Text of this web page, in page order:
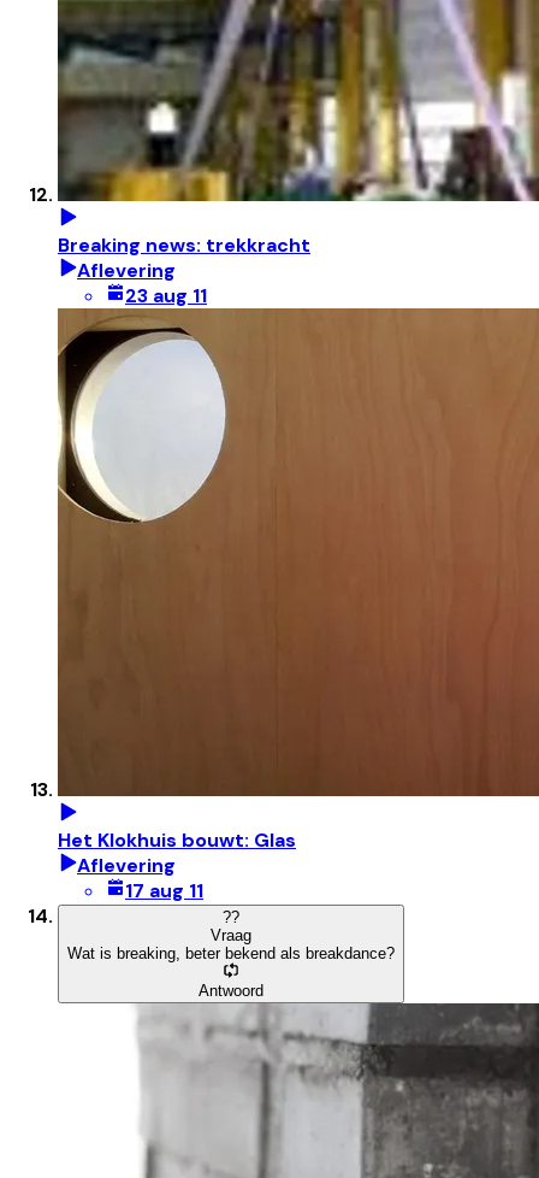
Breaking news: trekkracht
Aflevering
23 aug 11
Het Klokhuis bouwt: Glas
Aflevering
17 aug 11
??
Vraag
Wat is breaking, beter bekend als breakdance?
Antwoord